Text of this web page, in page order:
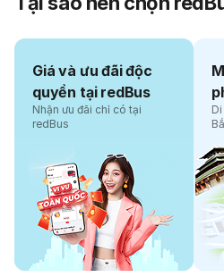
Giá và ưu đãi độc
quyền tại redBus
Nhận ưu đãi chỉ có tại
redBus